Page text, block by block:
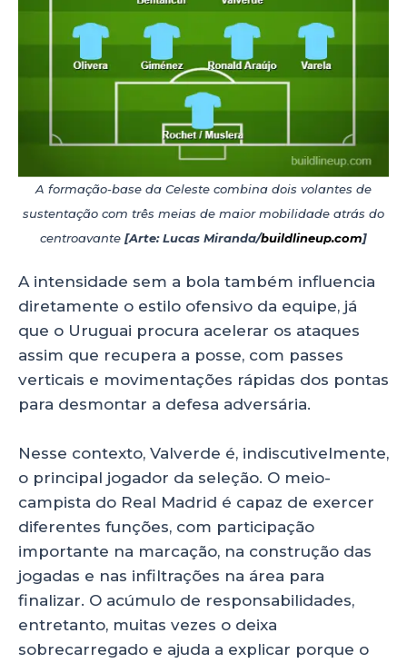
A formação-base da Celeste combina dois volantes de
sustentação com três meias de maior mobilidade atrás do
centroavante [Arte: Lucas Miranda/buildlineup.com]
A intensidade sem a bola também influencia
diretamente o estilo ofensivo da equipe, já
que o Uruguai procura acelerar os ataques
assim que recupera a posse, com passes
verticais e movimentações rápidas dos pontas
para desmontar a defesa adversária.
Nesse contexto, Valverde é, indiscutivelmente,
o principal jogador da seleção. O meio-
campista do Real Madrid é capaz de exercer
diferentes funções, com participação
importante na marcação, na construção das
jogadas e nas infiltrações na área para
finalizar. O acúmulo de responsabilidades,
entretanto, muitas vezes o deixa
sobrecarregado e ajuda a explicar porque o